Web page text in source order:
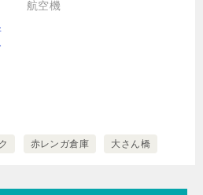
航空機
赤レンガ倉庫 大さん橋